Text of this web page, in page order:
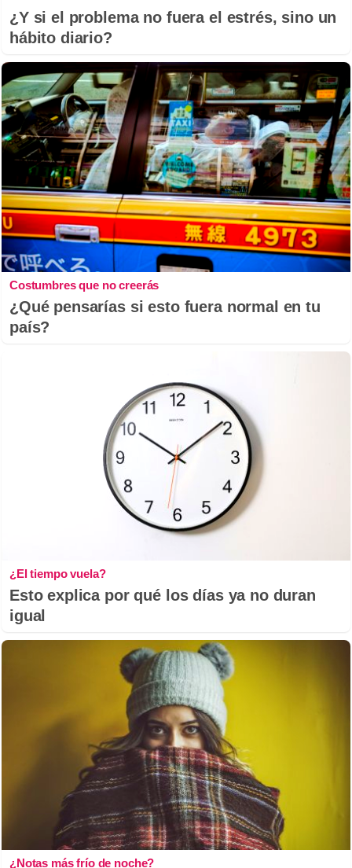
¿Y si el problema no fuera el estrés, sino un
hábito diario?
Costumbres que no creerás
¿Qué pensarías si esto fuera normal en tu
país?
¿El tiempo vuela?
Esto explica por qué los días ya no duran
igual
¿Notas más frío de noche?